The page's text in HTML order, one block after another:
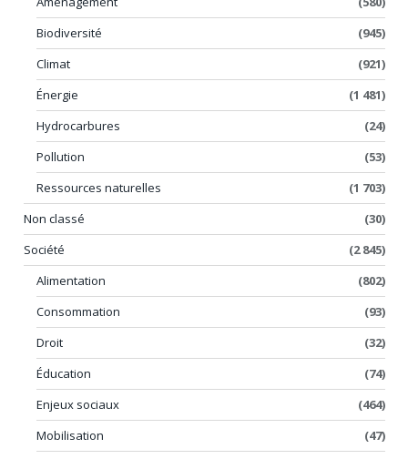
Biodiversité
(945)
Climat
(921)
Énergie
(1 481)
Hydrocarbures
(24)
Pollution
(53)
Ressources naturelles
(1 703)
Non classé
(30)
Société
(2 845)
Alimentation
(802)
Consommation
(93)
Droit
(32)
Éducation
(74)
Enjeux sociaux
(464)
Mobilisation
(47)